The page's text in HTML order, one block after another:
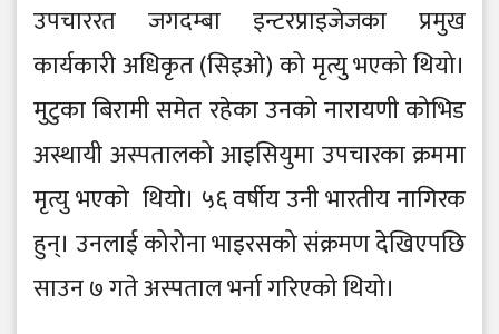
उपचाररत जगदम्बा इन्टरप्राइजेजका प्रमुख
कार्यकारी अधिकृत (सिइओ) को मृत्यु भएको थियो।
मुटुका बिरामी समेत रहेका उनको नारायणी कोभिड
अस्थायी अस्पतालको आइसियुमा उपचारका क्रममा
मृत्यु भएको थियो। ५६ वर्षीय उनी भारतीय नागिरक
हुन्। उनलाई कोरोना भाइरसको संक्रमण देखिएपछि
साउन ७ गते अस्पताल भर्ना गरिएको थियो।